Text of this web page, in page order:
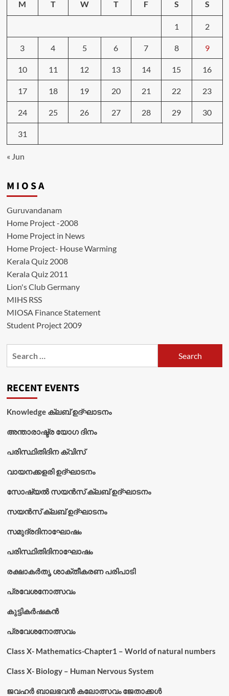
M T W T F S S
1 2
3 4 5 6 7 8 9
10 11 12 13 14 15 16
17 18 19 20 21 22 23
24 25 26 27 28 29 30
31
« Jun
M I O S A
Guruvandanam
Home Project -2008
Home Project in News
Home Project- House Warming
Kerala Quiz 2008
Kerala Quiz 2011
Lion's Club Germany
MIHS RSS
MIOSA Finance Statement
Student Project 2009
RECENT EVENTS
Knowledge ക്ലബ് ഉദ്‌ഘാടനം
അന്താരാഷ്ട്ര യോഗ ദിനം
പരിസ്ഥിതിദിന ക്വിസ്
വായനക്കളരി ഉദ്‌ഘാടനം
സോഷ്യൽ സയൻസ് ക്ലബ് ഉദ്‌ഘാടനം
സയൻസ് ക്ലബ് ഉദ്‌ഘാടനം
സമുദ്രദിനാഘോഷം
പരിസ്ഥിതിദിനാഘോഷം
രക്ഷാകർതൃ ശാക്തീകരണ പരിപാടി
പ്രവേശനോത്സവം
കുട്ടികര്‍ഷകന്‍
പ്രവേശനോത്സവം
Class X- Mathematics-Chapter1 – World of natural numbers
Class X- Biology – Human Nervous System
ജവഹർ ബാലഭവൻ കലോത്സവം ജേതാക്കൾ